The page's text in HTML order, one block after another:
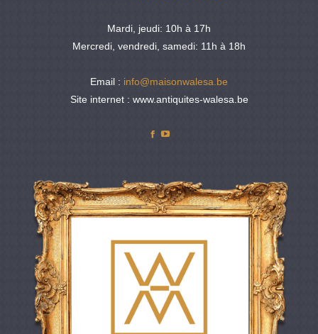
Mardi, jeudi: 10h à 17h
Mercredi, vendredi, samedi: 11h à 18h
Email : info@maisonwalesa.be
Site internet : www.antiquites-walesa.be
Facebook